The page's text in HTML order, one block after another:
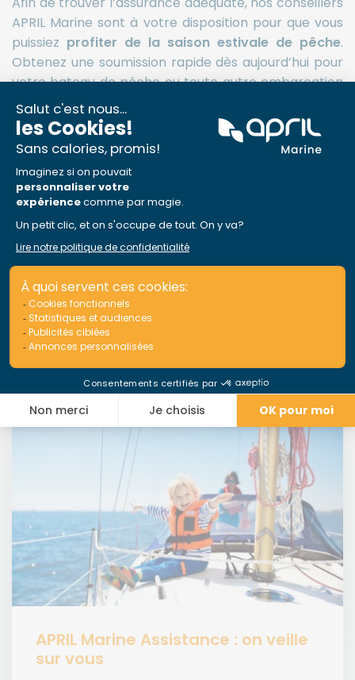
APRIL Marine sont à votre disposition pour que vous
puissiez profiter de la saison estivale de pêche.
Obtenez une soumission rapide dès aujourd’hui pour
votre bateau de pêche ou toute autre embarcation
de plaisance!
Vous avez une motomarine ou un voilier? Découvrez
nos polices d’assurance motomarine
assurance
voilier.
Ces articles pourraient vous
intéresser
APRIL Marine Assistance : on veille
sur vous